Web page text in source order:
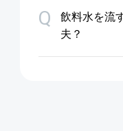
Q
飲料水を流
夫？